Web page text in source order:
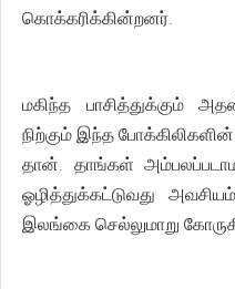
கொக்கரிக்கின்றனர்.
மகிந்த பாசித்துக்கும்
நிற்கும் இந்த
தான். தாங்கள்
ஓழித்துக்கட்டுவது
இலங்கை செல்லுமாறு